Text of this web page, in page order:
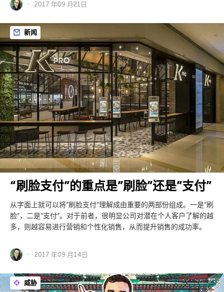
2017 年09 月21日
新闻
“刷脸支付”的重点是”刷脸”还是”支付”
从字面上就可以将“刷脸支付”理解成由重要的两部份组成。一是”刷
脸”，二是”支付”。对于前者，很明显公司对潜在个人客户了解的越
多，则越容易进行营销和个性化销售，从而提升销售的成功率。
2017 年09 月14日
威胁